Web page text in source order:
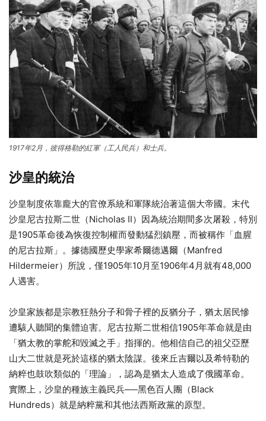
1917年2月，彼得格勒的紅軍（工人民兵）和士兵。
沙皇的統治
沙皇制度依靠龐大的官僚系統和軍隊統治著這個大帝國。末代
沙皇尼古拉斯二世（Nicholas II）因為統治期間多次屠殺，特別
是1905革命後為恢復控制權而發動猛烈鎮壓，而被稱作「血腥
的尼古拉斯」。據德國歷史學家希爾德邁爾（Manfred
Hildermeier）所說，僅1905年10月至1906年4月就有48,000
人遇害。
沙皇家族都是宗教狂熱分子和骨子裡的反猶分子，猶太居民慘
遭駭人聽聞的集體迫害。尼古拉斯二世相信1905年革命就是由
「猶太教的掌舵和毀滅之手」指揮的。他相信自己的祖父亞歷
山大二世就是死於這樣的猶太陰謀。後來丘吉爾以及希特勒的
納粹也鼓吹類似的「理論」，認為是猶太人造成了俄國革命。
實際上，沙皇的種族主義民兵──黑色百人團（Black
Hundreds）就是納粹黨和其他法西斯政黨的原型。